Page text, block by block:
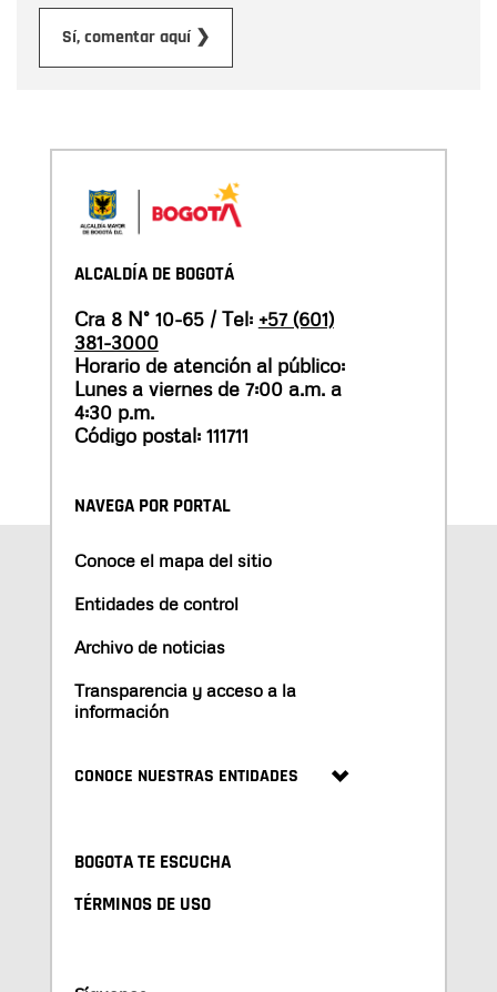
Sí, comentar aquí ❯
ALCALDÍA DE BOGOTÁ
Cra 8 N° 10-65 / Tel: +57 (601)
381-3000
Horario de atención al público:
Lunes a viernes de 7:00 a.m. a
4:30 p.m.
Código postal: 111711
NAVEGA POR PORTAL
Conoce el mapa del sitio
Entidades de control
Archivo de noticias
Transparencia y acceso a la
información
CONOCE NUESTRAS ENTIDADES
BOGOTA TE ESCUCHA
TÉRMINOS DE USO